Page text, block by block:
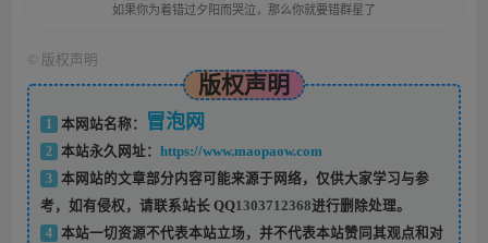
如果你为着错过夕阳而哭泣，那么你就要错群星了
版权声明
版权声明
1 本网站名称： 冒泡网
2 本站永久网址： https://www.maopaow.com
3
本网站的文章部分内容可能来源于网络，仅供大家学习与参
考，如有侵权，请联系站长 QQ1303712368进行删除处理。
4
本站一切资源不代表本站立场，并不代表本站赞同其观点和对